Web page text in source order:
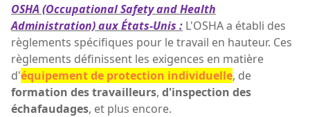
OSHA (Occupational Safety and Health
Administration) aux États-Unis : L'OSHA a établi des
règlements spécifiques pour le travail en hauteur. Ces
règlements définissent les exigences en matière
d'équipement de protection individuelle, de
formation des travailleurs, d'inspection des
échafaudages, et plus encore.